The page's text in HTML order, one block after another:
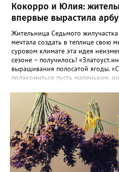
Кокорро и Юлия:
впервые вырастила
Жительница Седьмого
мечтала создать в теплице свою
суровом климате эта идея
сезоне – получилось!
выращивания полосатой ягоды.
полакомиться пусть маленьким,
«Златоуст.инфо» садовод. – В
называемых северных арбузов –
(он жёлтый и, говорят, очень
кило вызрел. Чтобы не оборвал
полосатиков в сетках из-под
подкармливаю. Не терпится
бахчеводы из южных регионов в
землячке: арбуз будет
пропадет матовость (станет